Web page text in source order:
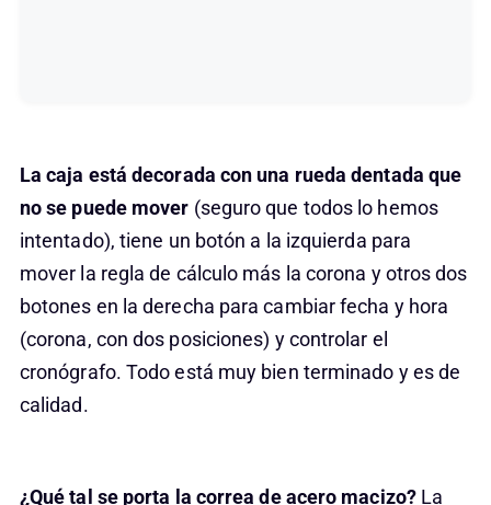
La caja está decorada con una rueda dentada que
no se puede mover (seguro que todos lo hemos
intentado), tiene un botón a la izquierda para
mover la regla de cálculo más la corona y otros dos
botones en la derecha para cambiar fecha y hora
(corona, con dos posiciones) y controlar el
cronógrafo. Todo está muy bien terminado y es de
calidad.
¿Qué tal se porta la correa de acero macizo? La